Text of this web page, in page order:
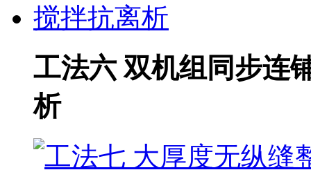
工法六 双机组同步连
析